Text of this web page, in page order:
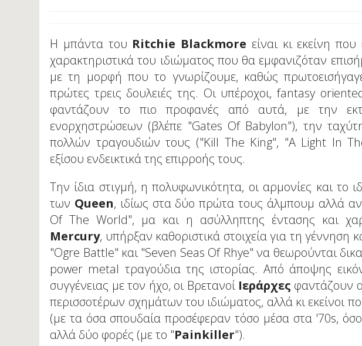
Η μπάντα του Ritchie Blackmore είναι κι εκείνη
χαρακτηριστικά του ιδιώματος που θα εμφανιζόταν
με τη μορφή που το γνωρίζουμε, καθώς
πρώτες τρεις δουλειές της. Οι υπέροχοι, fantasy
φαντάζουν το πιο προφανές από αυτά, με την
ενορχηστρώσεων (βλέπε "Gates Of Babylon"), την
πολλών τραγουδιών τους ("Kill The King", "A Light In
εξίσου ενδεικτικά της επιρροής τους.
Την ίδια στιγμή, η πολυφωνικότητα, οι αρμονίες και το
των Queen, ιδίως στα δύο πρώτα τους άλμπουμ αλλά
Of The World", μα και η ασύλληπτης έντασης και
Mercury, υπήρξαν καθοριστικά στοιχεία για τη γέννηση
"Ogre Battle" και "Seven Seas Of Rhye" να θεωρούνται
power metal τραγούδια της ιστορίας. Από άποψης
συγγένειας με τον ήχο, οι Βρετανοί Ιεράρχες φαντάζουν
περισσοτέρων σχημάτων του ιδιώματος, αλλά κι εκείνοι
(με τα όσα σπουδαία προσέφεραν τόσο μέσα στα '70s,
αλλά δύο φορές (με το "Painkiller").